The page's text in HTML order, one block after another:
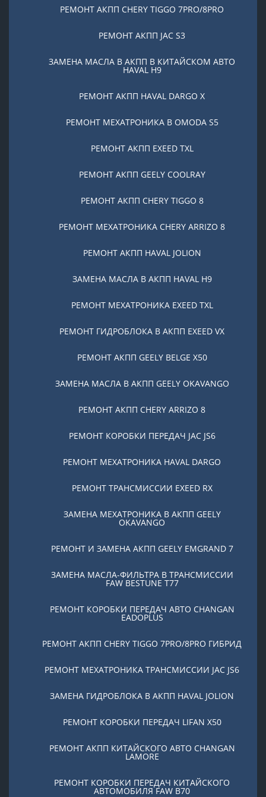
РЕМОНТ АКПП CHERY TIGGO 7PRO/8PRO
РЕМОНТ АКПП JAC S3
ЗАМЕНА МАСЛА В АКПП В КИТАЙСКОМ АВТО
HAVAL H9
РЕМОНТ АКПП HAVAL DARGO X
РЕМОНТ МЕХАТРОНИКА В OMODA S5
РЕМОНТ АКПП EXEED TXL
РЕМОНТ АКПП GEELY COOLRAY
РЕМОНТ АКПП CHERY TIGGO 8
РЕМОНТ МЕХАТРОНИКА CHERY ARRIZO 8
РЕМОНТ АКПП HAVAL JOLION
ЗАМЕНА МАСЛА В АКПП HAVAL H9
РЕМОНТ МЕХАТРОНИКА EXEED TXL
РЕМОНТ ГИДРОБЛОКА В АКПП EXEED VX
РЕМОНТ АКПП GEELY BELGE X50
ЗАМЕНА МАСЛА В АКПП GEELY OKAVANGO
РЕМОНТ АКПП CHERY ARRIZO 8
РЕМОНТ КОРОБКИ ПЕРЕДАЧ JAC JS6
РЕМОНТ МЕХАТРОНИКА HAVAL DARGO
РЕМОНТ ТРАНСМИССИИ EXEED RX
ЗАМЕНА МЕХАТРОНИКА В АКПП GEELY
OKAVANGO
РЕМОНТ И ЗАМЕНА АКПП GEELY EMGRAND 7
ЗАМЕНА МАСЛА-ФИЛЬТРА В ТРАНСМИССИИ
FAW BESTUNE T77
РЕМОНТ КОРОБКИ ПЕРЕДАЧ АВТО CHANGAN
EADOPLUS
РЕМОНТ АКПП CHERY TIGGO 7PRO/8PRO ГИБРИД
РЕМОНТ МЕХАТРОНИКА ТРАНСМИССИИ JAC JS6
ЗАМЕНА ГИДРОБЛОКА В АКПП HAVAL JOLION
РЕМОНТ КОРОБКИ ПЕРЕДАЧ LIFAN X50
РЕМОНТ АКПП КИТАЙСКОГО АВТО CHANGAN
LAMORE
РЕМОНТ КОРОБКИ ПЕРЕДАЧ КИТАЙСКОГО
АВТОМОБИЛЯ FAW B70